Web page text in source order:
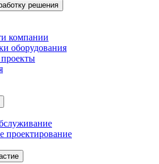
решения
компании
оборудования
проектирование